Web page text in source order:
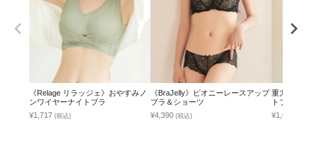
《Relage リラッジェ》おやすみノ
ンワイヤーナイトブラ
¥1,717 (税込)
《BraJelly》ピオニーレースアップ
ブラ＆ショーツ
¥4,390 (税込)
重力に負け
トブラ単品
¥1,645